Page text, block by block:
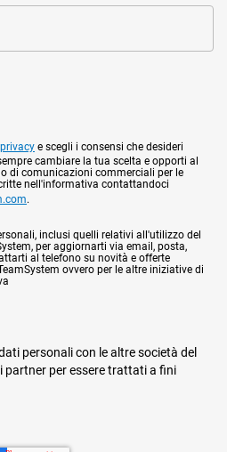
e scegli i consensi che desideri
cambiare la tua scelta e opporti al
di comunicazioni commerciali per le
nell'informativa contattandoci
.
inclusi quelli relativi all'utilizzo del
per aggiornarti via email, posta,
al telefono su novità e offerte
ovvero per le altre iniziative di
personali con le altre società del
partner per essere trattati a fini